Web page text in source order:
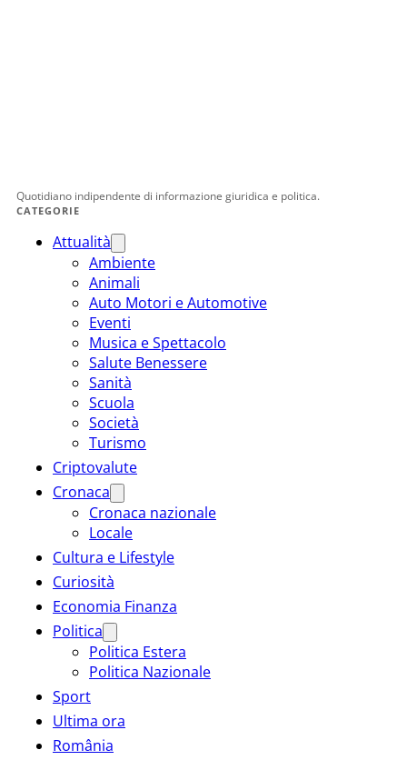
Quotidiano indipendente di informazione giuridica e politica.
CATEGORIE
Attualità
Ambiente
Animali
Auto Motori e Automotive
Eventi
Musica e Spettacolo
Salute Benessere
Sanità
Scuola
Società
Turismo
Criptovalute
Cronaca
Cronaca nazionale
Locale
Cultura e Lifestyle
Curiosità
Economia Finanza
Politica
Politica Estera
Politica Nazionale
Sport
Ultima ora
România